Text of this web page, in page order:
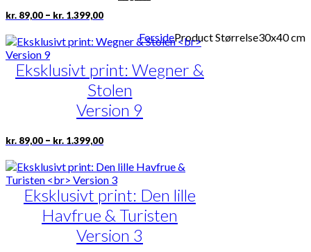
ForsideProduct Størrelse30x40 cm
kr. 89,00 – kr. 1.399,00Prisinterval:
til
kr. 1.399,00
Dette
har
varianter.
Mulighederne
kan
vælges
på
Eksklusivt print: Wegner &
Stolen
Version 9
kr. 89,00 – kr. 1.399,00Prisinterval:
til
kr. 1.399,00
Dette
har
flere
varianter.
Mulighederne
kan
vælges
på
Eksklusivt print: Den lille
Havfrue & Turisten
Version 3